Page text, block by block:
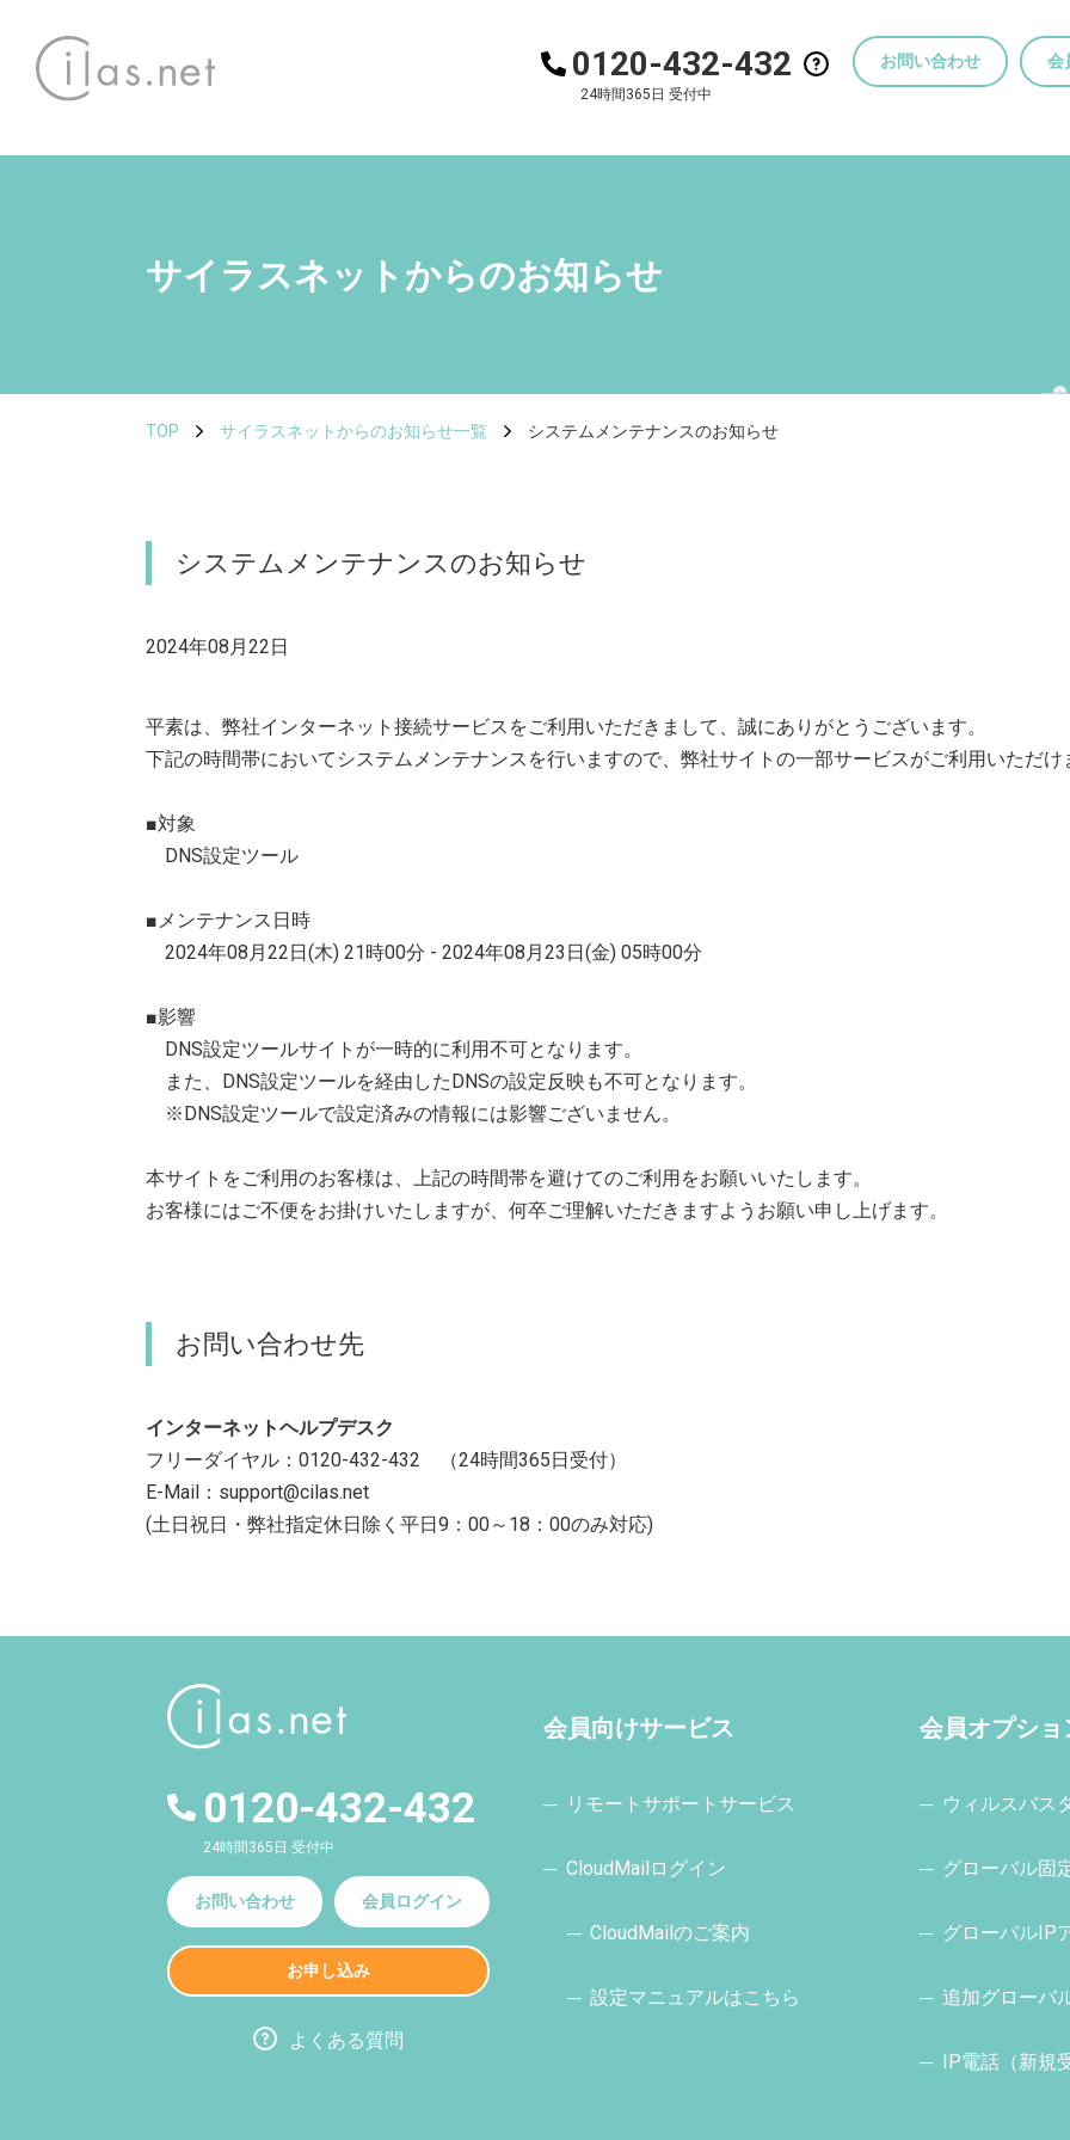
0120-432-432
24時間365日 受付中
お問い合わせ 会
サイラスネットからのお知らせ
TOP サイラスネットからのお知らせ一覧 システムメンテナンスのお知らせ
システムメンテナンスのお知らせ
2024年08月22日
平素は、弊社インターネット接続サービスをご利用いただきまして、誠にありがとうございます。
下記の時間帯においてシステムメンテナンスを行いますので、弊社サイトの一部サービスがご利用いただけ
■対象
DNS設定ツール
■メンテナンス日時
2024年08月22日(木) 21時00分 - 2024年08月23日(金) 05時00分
■影響
DNS設定ツールサイトが一時的に利用不可となります。
また、DNS設定ツールを経由したDNSの設定反映も不可となります。
※DNS設定ツールで設定済みの情報には影響ございません。
本サイトをご利用のお客様は、上記の時間帯を避けてのご利用をお願いいたします。
お客様にはご不便をお掛けいたしますが、何卒ご理解いただきますようお願い申し上げます。
お問い合わせ先
インターネットヘルプデスク
フリーダイヤル：0120-432-432 （24時間365日受付）
E-Mail：support@cilas.net
(土日祝日・弊社指定休日除く平日9：00～18：00のみ対応)
0120-432-432
24時間365日 受付中
お問い合わせ 会員ログイン
お申し込み
よくある質問
会員向けサービス
─ リモートサポートサービス
─ CloudMailログイン
─ CloudMailのご案内
─ 設定マニュアルはこちら
会員オプシ
─ ウィルスバス
─ グローバル固
─ グローバルIP
─ 追加グローバ
─ IP電話（新規